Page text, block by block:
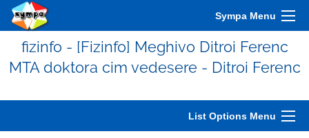
Sympa Menu
fizinfo - [Fizinfo] Meghivo Ditroi Ferenc
MTA doktora cim vedesere - Ditroi Ferenc
List Options Menu